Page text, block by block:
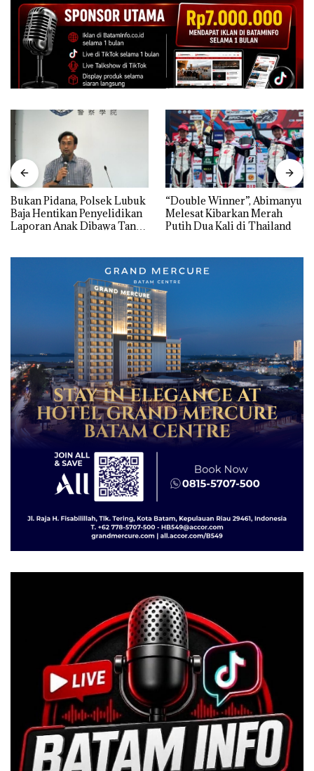
Bukan Pidana, Polsek Lubuk
Baja Hentikan Penyelidikan
Laporan Anak Dibawa Tanpa
“Double Winner”, Abimanyu
Melesat Kibarkan Merah
Putih Dua Kali di Thailand